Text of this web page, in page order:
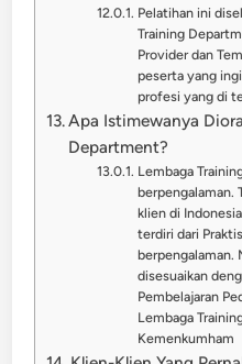
Pelatihan ini
Training
Provider dan
peserta yang
profesi yang di
Apa Istimewanya
Department?
Lembaga
berpengalaman.
klien di
terdiri dari
berpengalaman.
disesuaikan
Pembelajaran
Lembaga
Kemenkumham